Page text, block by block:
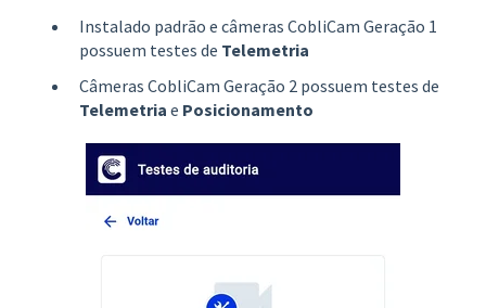
Instalado padrão e câmeras CobliCam Geração 1
possuem testes de Telemetria
Câmeras CobliCam Geração 2 possuem testes de
Telemetria e Posicionamento